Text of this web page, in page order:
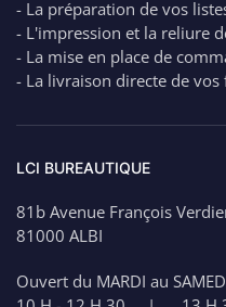
Couleurs
- La préparation de vos
- L'impression et la reliure
- La mise en place de
- La livraison directe de
LCI BUREAUTIQUE
81b Avenue François
81000 ALBI
Ouvert du MARDI au